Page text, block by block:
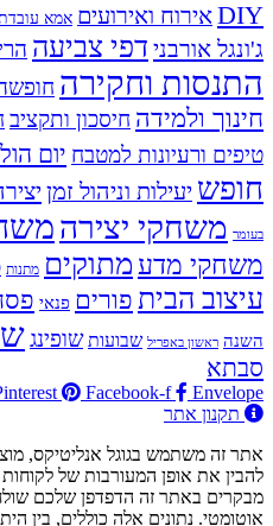
DIYאירוח ואירועים אמא
ג'ונגל אורבני דפי צביעה
התנסות וחקירה
חינוך ולמידה חיסכון ותקציב
טיפים ורעיונות למטבח יום
חופש יעילות וניהול זמן
בעומר משחקי יצירה
משחקי מדע מתוקים מתנות
עיצוב הבית פורים פנאי
השנה ראשון באפריל שבועות שופינג
סבתא
Facebook-f
Envelope
תקנון אתר
אתר זה משתמש בגוגל אנליטיקס,
להבין את אופן המעורבות של
אוטומטי. נתונים אלה כוללים, בין